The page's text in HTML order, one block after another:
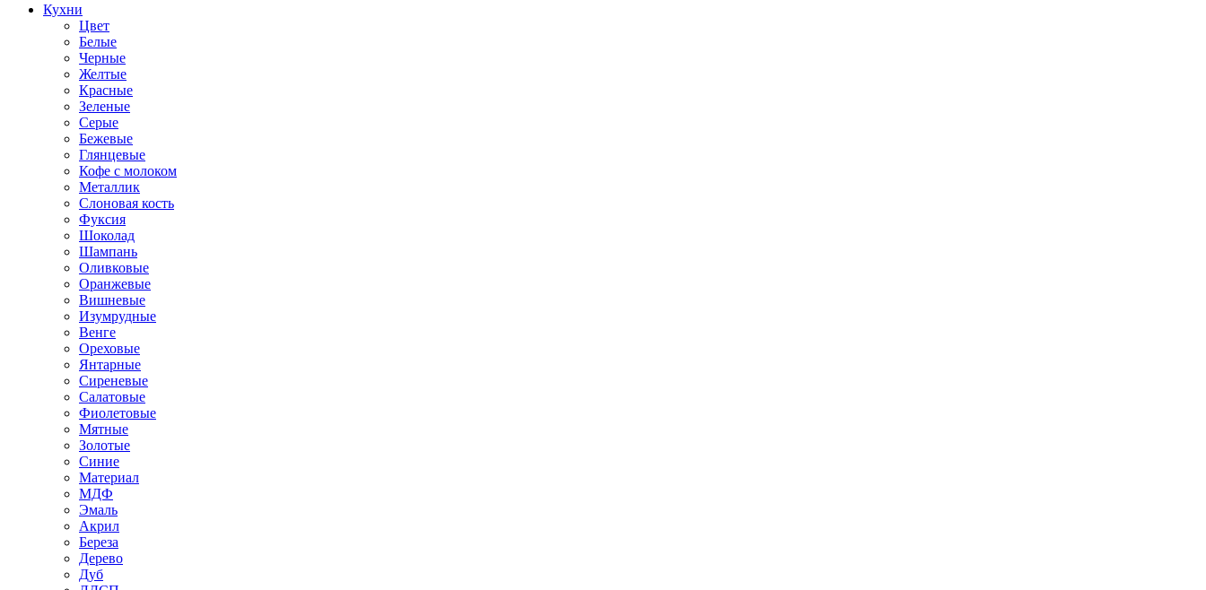
Кухни
Цвет
Белые
Черные
Желтые
Красные
Зеленые
Серые
Бежевые
Глянцевые
Кофе с молоком
Металлик
Слоновая кость
Фуксия
Шоколад
Шампань
Оливковые
Оранжевые
Вишневые
Изумрудные
Венге
Ореховые
Янтарные
Сиреневые
Салатовые
Фиолетовые
Мятные
Золотые
Синие
Материал
МДФ
Эмаль
Акрил
Береза
Дерево
Дуб